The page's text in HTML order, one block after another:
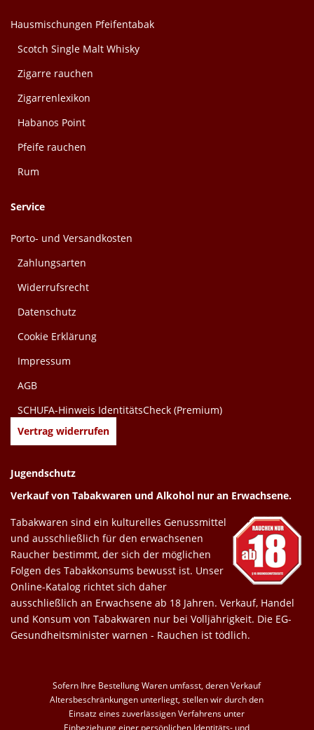
Hausmischungen Pfeifentabak
Scotch Single Malt Whisky
Zigarre rauchen
Zigarrenlexikon
Habanos Point
Pfeife rauchen
Rum
Service
Porto- und Versandkosten
Zahlungsarten
Widerrufsrecht
Datenschutz
Cookie Erklärung
Impressum
AGB
SCHUFA-Hinweis IdentitätsCheck (Premium)
Vertrag widerrufen
Jugendschutz
Verkauf von Tabakwaren und Alkohol nur an Erwachsene.
Tabakwaren sind ein kulturelles Genussmittel
und ausschließlich für den erwachsenen
Raucher bestimmt, der sich der möglichen
Folgen des Tabakkonsums bewusst ist. Unser
Online-Katalog richtet sich daher
ausschließlich an Erwachsene ab 18 Jahren. Verkauf, Handel
und Konsum von Tabakwaren nur bei Volljährigkeit. Die EG-
Gesundheitsminister warnen - Rauchen ist tödlich.
Sofern Ihre Bestellung Waren umfasst, deren Verkauf
Altersbeschränkungen unterliegt, stellen wir durch den
Einsatz eines zuverlässigen Verfahrens unter
Einbeziehung einer persönlichen Identitäts- und